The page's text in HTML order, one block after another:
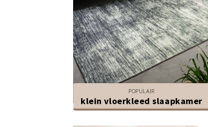
POPULAIR
klein vloerkleed slaapkamer